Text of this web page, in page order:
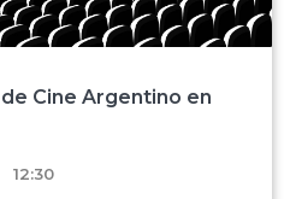
Cine Argentino en
12:30